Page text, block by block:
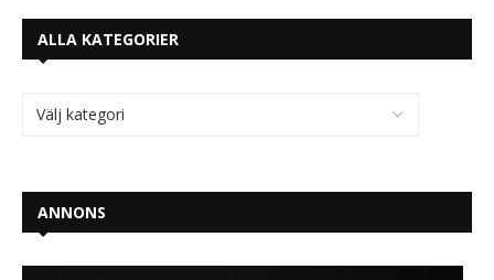
ALLA KATEGORIER
ANNONS